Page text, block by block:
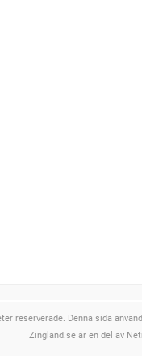
reserverade. Denna sida
Zingland.se är en del av